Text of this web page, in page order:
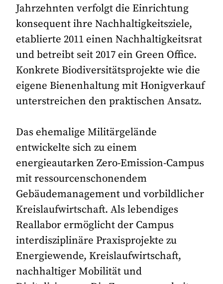
Jahrzehnten verfolgt die Einrichtung
konsequent ihre Nachhaltigkeitsziele,
etablierte 2011 einen Nachhaltigkeitsrat
und betreibt seit 2017 ein Green Office.
Konkrete Biodiversitätsprojekte wie die
eigene Bienenhaltung mit Honigverkauf
unterstreichen den praktischen Ansatz.
Das ehemalige Militärgelände
entwickelte sich zu einem
energieautarken Zero-Emission-Campus
mit ressourcenschonendem
Gebäudemanagement und vorbildlicher
Kreislaufwirtschaft. Als lebendiges
Reallabor ermöglicht der Campus
interdisziplinäre Praxisprojekte zu
Energiewende, Kreislaufwirtschaft,
nachhaltiger Mobilität und